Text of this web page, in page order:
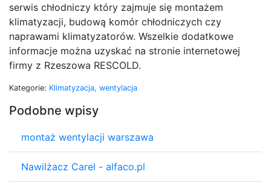
serwis chłodniczy który zajmuje się montażem
klimatyzacji, budową komór chłodniczych czy
naprawami klimatyzatorów. Wszelkie dodatkowe
informacje można uzyskać na stronie internetowej
firmy z Rzeszowa RESCOLD.
Kategorie: Klimatyzacja, wentylacja
Podobne wpisy
montaż wentylacji warszawa
Nawilżacz Carel - alfaco.pl